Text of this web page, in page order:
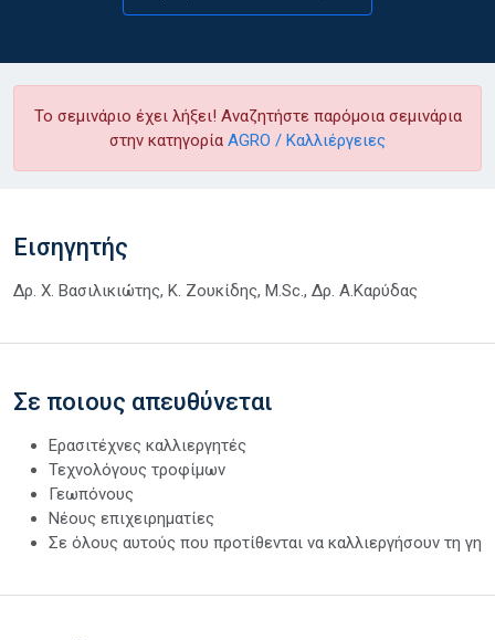
Το σεμινάριο έχει λήξει! Αναζητήστε παρόμοια σεμινάρια
στην κατηγορία AGRO / Καλλιέργειες
Εισηγητής
Δρ. Χ. Βασιλικιώτης, Κ. Ζουκίδης, M.Sc., Δρ. Α.Καρύδας
Σε ποιους απευθύνεται
Ερασιτέχνες καλλιεργητές
Τεχνολόγους τροφίμων
Γεωπόνους
Νέους επιχειρηματίες
Σε όλους αυτούς που προτίθενται να καλλιεργήσουν τη γη